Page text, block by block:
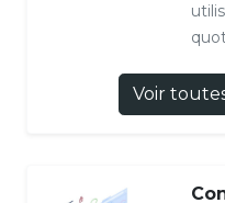
Voir